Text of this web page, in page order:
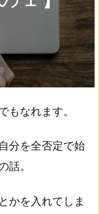
もなれます。
分を全否定で始
話。
かを入れてしま